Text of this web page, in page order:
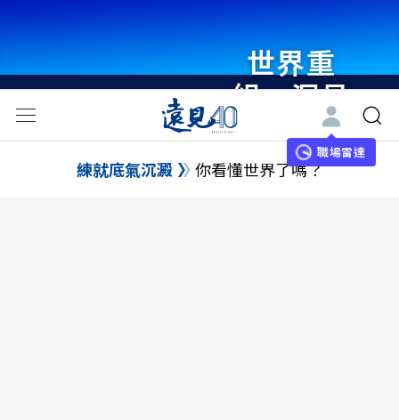
世界重
組・洞見
未來 與
世界領袖
職場雷達
練就底氣沉澱 你看懂世界了嗎？